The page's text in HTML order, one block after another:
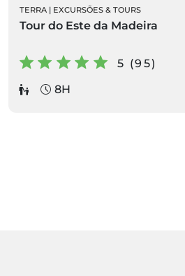
TERRA | EXCURSÕES & TOURS
Tour do Este da Madeira
5 (95)
8H